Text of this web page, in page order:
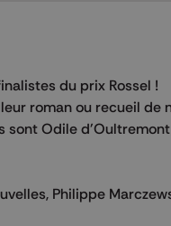
du prix Rossel !
roman ou recueil de
Odile
Philippe